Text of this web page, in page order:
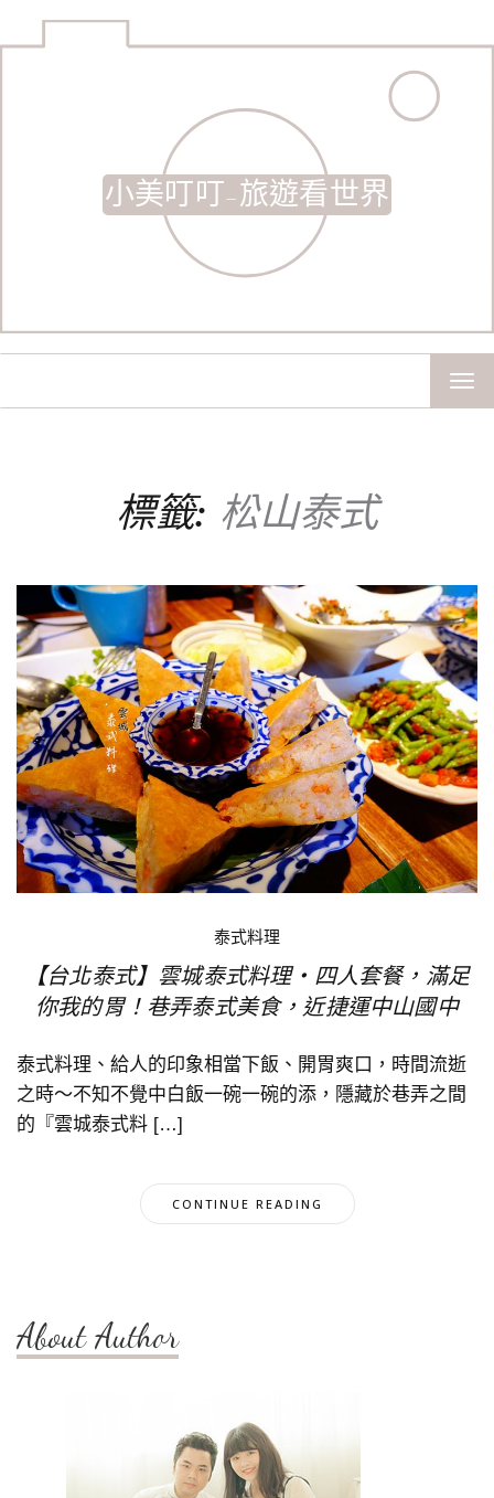
小美叮叮-旅遊看世界
標籤: 松山泰式
泰式料理
【台北泰式】雲城泰式料理‧四人套餐，滿足
你我的胃！巷弄泰式美食，近捷運中山國中
泰式料理、給人的印象相當下飯、開胃爽口，時間流逝
之時～不知不覺中白飯一碗一碗的添，隱藏於巷弄之間
的『雲城泰式料 […]
CONTINUE READING
About Author